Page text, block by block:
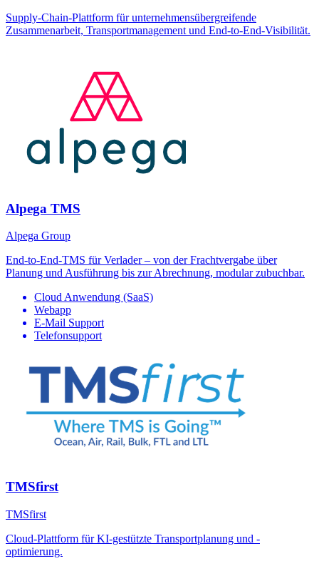
Supply-Chain-Plattform für unternehmensübergreifende
Zusammenarbeit, Transportmanagement und End-to-End-Visibilität.
Alpega TMS
Alpega Group
End-to-End-TMS für Verlader – von der Frachtvergabe über
Planung und Ausführung bis zur Abrechnung, modular zubuchbar.
Cloud Anwendung (SaaS)
Webapp
E-Mail Support
Telefonsupport
TMSfirst
TMSfirst
Cloud-Plattform für KI-gestützte Transportplanung und -
optimierung.